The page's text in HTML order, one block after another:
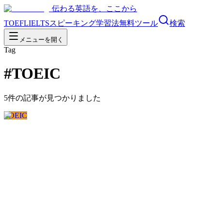
伝わる英語を、ここから
TOEFLIELTSスピーキング学習法無料ツール 検索
メニューを開く
Tag
#TOEIC
5件の記事が見つかりました
TOEIC